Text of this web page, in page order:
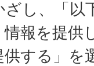
し、「以
報を提供
する」を